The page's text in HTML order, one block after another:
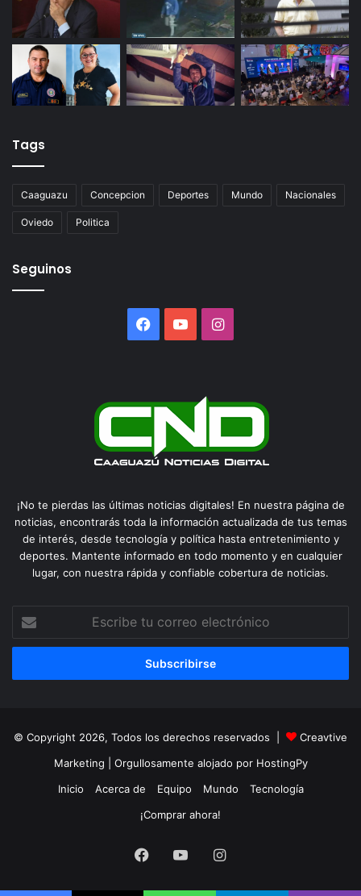
Tags
Caaguazu Concepcion Deportes Mundo Nacionales
Oviedo Politica
Seguinos
Facebook
YouTubeInstagram
¡No te pierdas las últimas noticias digitales! En nuestra página de
noticias, encontrarás toda la información actualizada de tus temas
de interés, desde tecnología y política hasta entretenimiento y
deportes. Mantente informado en todo momento y en cualquier
lugar, con nuestra rápida y confiable cobertura de noticias.
correo
© Copyright 2026, Todos los derechos reservados |
Creavtive
Marketing | Orgullosamente alojado por HostingPy
Inicio
Acerca de Equipo Mundo
Tecnología
¡Comprar ahora!
Facebook
YouTubeInstagram